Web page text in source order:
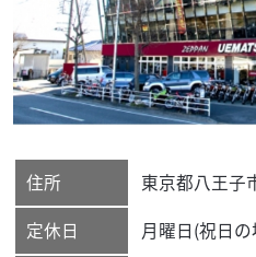
住所 東京都八王子
定休日
月曜日(祝日